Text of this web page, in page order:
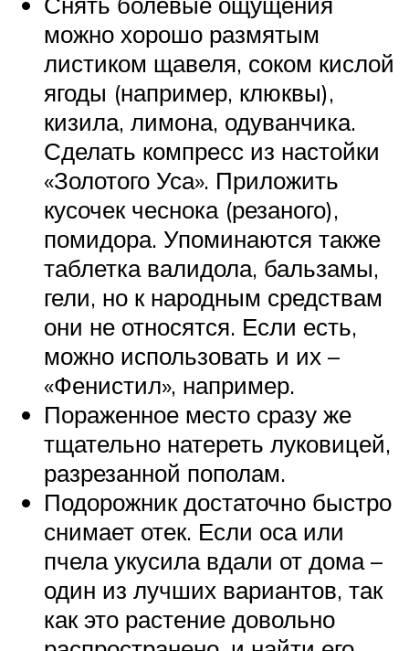
можно хорошо размятым
листиком щавеля, соком кислой
ягоды (например, клюквы),
кизила, лимона, одуванчика.
Сделать компресс из настойки
«Золотого Уса». Приложить
кусочек чеснока (резаного),
помидора. Упоминаются также
таблетка валидола, бальзамы,
гели, но к народным средствам
они не относятся. Если есть,
можно использовать и их –
«Фенистил», например.
Пораженное место сразу же
тщательно натереть луковицей,
разрезанной пополам.
Подорожник достаточно быстро
снимает отек. Если оса или
пчела укусила вдали от дома –
один из лучших вариантов, так
как это растение довольно